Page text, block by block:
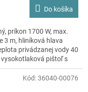
Do košíka
príkon 1700 W, max.
3 m, hliníková hlava
privádzanej vody 40
vysokotlaková pištoľ s
automatický systém
rozmery 42 × 23 × 21
Kód:36040-00076